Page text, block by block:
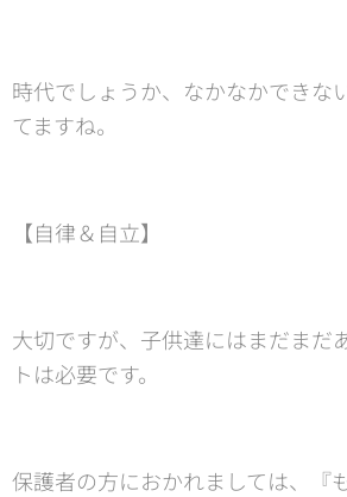
時代でしょうか、なかなかできな
てますね。
【自律＆自立】
大切ですが、子供達にはまだまだ
トは必要です。
保護者の方におかれましては、『